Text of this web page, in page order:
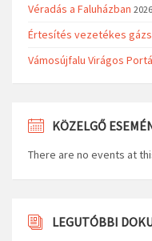
Véradás a Faluházban
Értesítés vezetékes
Vámosújfalu Virágos
KÖZELGŐ
There are no events at
LEGUTÓBBI